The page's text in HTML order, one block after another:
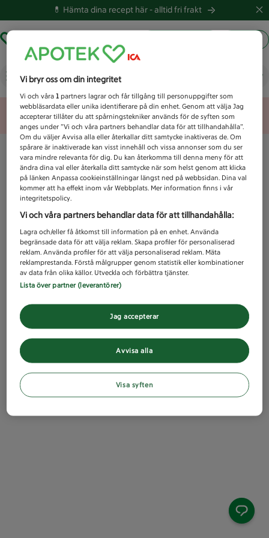
💊 Hämta dina recept här -alltid fri frakt
Vad letar du efter idag?
Unknown error
Vi bryr oss om din integritet
Vi och våra1 partners lagrar och får tillgång till personuppgifter som
webbläsardata eller unika identifierare på din enhet. Genom att välja Jag
accepterar tillåter du att spårningstekniker används för de syften som
anges under ”Vi och våra partners behandlar data för att tillhandahålla”.
Om du väljer Avvisa alla eller återkallar ditt samtycke inaktiveras de. Om
spårare är inaktiverade kan visst innehåll och vissa annonser som du ser
vara mindre relevanta för dig. Du kan återkomma till denna meny för att
ändra dina val eller återkalla ditt samtycke när som helst genom att klicka
på länken Anpassa cookieinställningar längst ned på webbsidan. Dina val
kommer att ha effekt inom vår Webbplats. Mer information finns i vår
integritetspolicy.
Vi och våra partners behandlar data för att tillhandahålla:
Lagra och/eller få åtkomst till information på en enhet. Använda
begränsade data för att välja reklam. Skapa profiler för personaliserad
reklam. Använda profiler för att välja personaliserad reklam. Mäta
reklamprestanda. Förstå målgrupper genom statistik eller kombinationer
av data från olika källor. Utveckla och förbättra tjänster.
Lista över partner (leverantörer)
Avvisa alla
Jag accepterar
Visa syften